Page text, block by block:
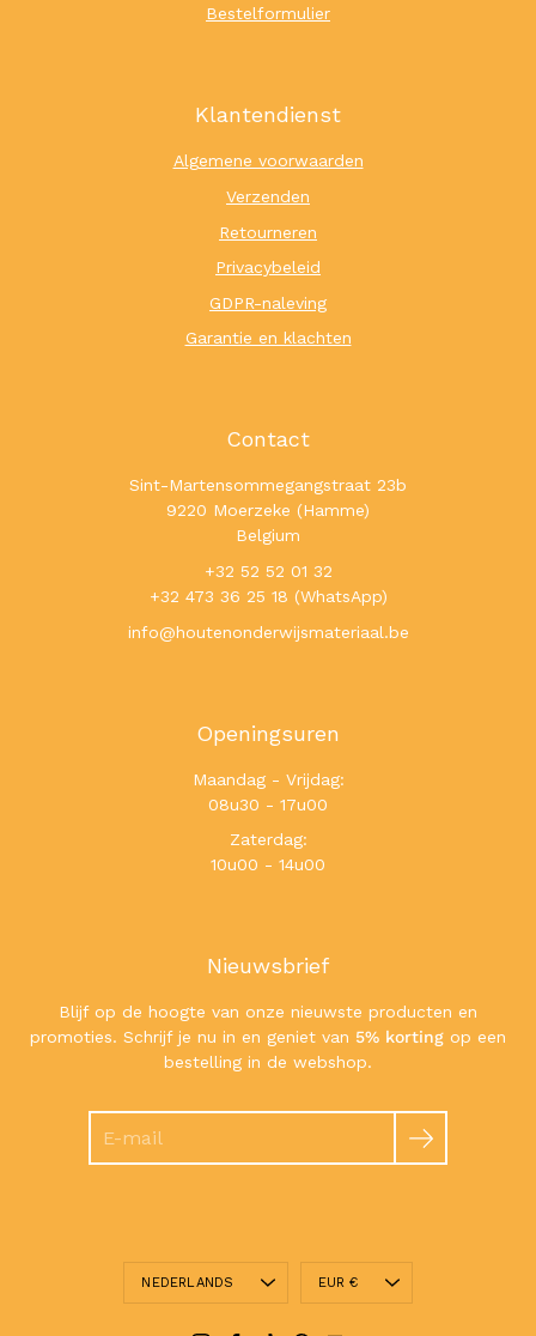
Bestelformulier
Klantendienst
Algemene voorwaarden
Verzenden
Retourneren
Privacybeleid
GDPR-naleving
Garantie en klachten
Contact
Sint-Martensommegangstraat 23b
9220 Moerzeke (Hamme)
Belgium
+32 52 52 01 32
+32 473 36 25 18 (WhatsApp)
info@houtenonderwijsmateriaal.be
Openingsuren
Maandag - Vrijdag:
08u30 - 17u00
Zaterdag:
10u00 - 14u00
Nieuwsbrief
Blijf op de hoogte van onze nieuwste producten en
promoties. Schrijf je nu in en geniet van 5% korting op een
bestelling in de webshop.
Taal
NEDERLANDS Valuta
EUR €